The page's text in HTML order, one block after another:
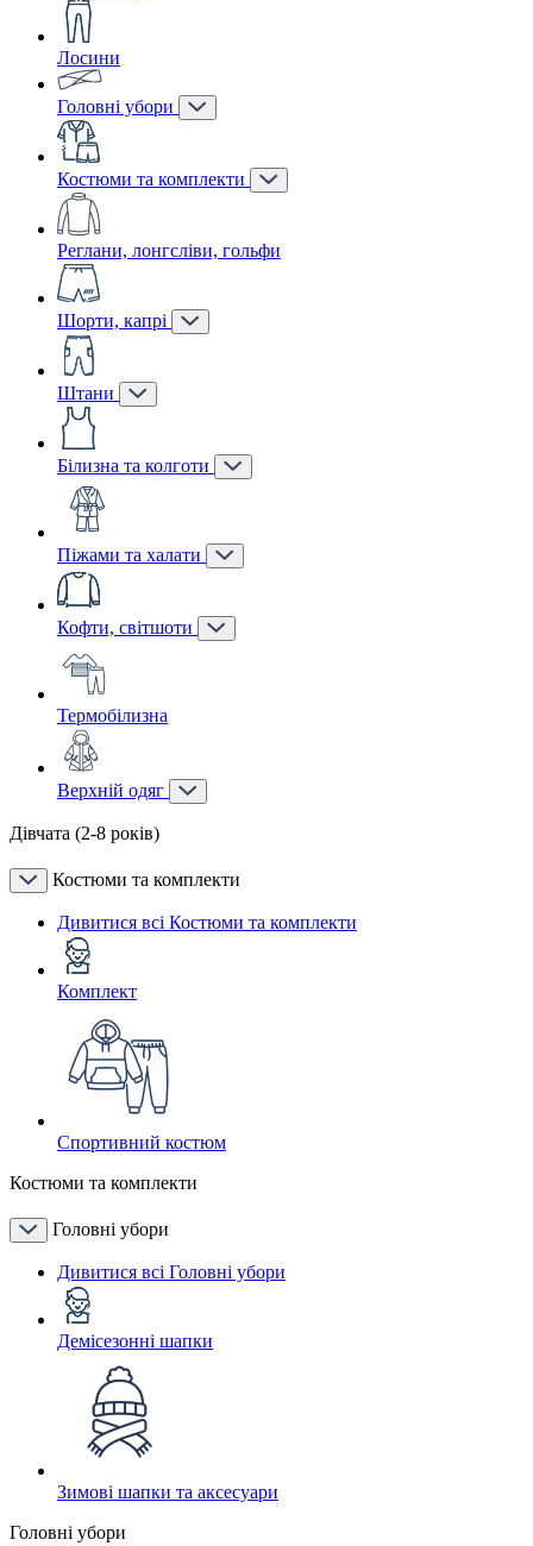
Лосини
Головні убори
Костюми та комплекти
Реглани, лонгсліви, гольфи
Шорти, капрі
Штани
Білизна та колготи
Піжами та халати
Кофти, світшоти
Термобілизна
Верхній одяг
Дівчата (2-8 років)
Костюми та комплекти
Дивитися всі Костюми та комплекти
Комплект
Спортивний костюм
Костюми та комплекти
Головні убори
Дивитися всі Головні убори
Демісезонні шапки
Зимові шапки та аксесуари
Головні убори